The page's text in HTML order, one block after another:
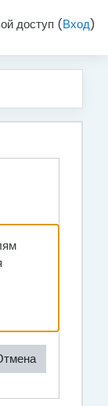
доступ (Вход)